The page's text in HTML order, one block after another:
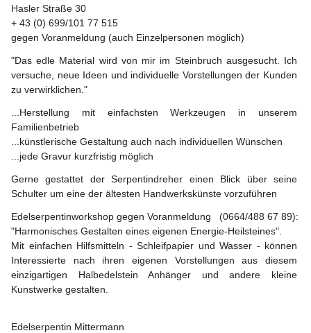
Hasler Straße 30
+ 43 (0) 699/101 77 515
gegen Voranmeldung (auch Einzelpersonen möglich)
"Das edle Material wird von mir im Steinbruch ausgesucht. Ich
versuche, neue Ideen und individuelle Vorstellungen der Kunden
zu verwirklichen."
...Herstellung mit einfachsten Werkzeugen in unserem
Familienbetrieb
...künstlerische Gestaltung auch nach individuellen Wünschen
...jede Gravur kurzfristig möglich
Gerne gestattet der Serpentindreher einen Blick über seine
Schulter um eine der ältesten Handwerkskünste vorzuführen
Edelserpentinworkshop gegen Voranmeldung (0664/488 67 89):
"Harmonisches Gestalten eines eigenen Energie-Heilsteines".
Mit einfachen Hilfsmitteln - Schleifpapier und Wasser - können
Interessierte nach ihren eigenen Vorstellungen aus diesem
einzigartigen Halbedelstein Anhänger und andere kleine
Kunstwerke gestalten.
Edelserpentin Mittermann